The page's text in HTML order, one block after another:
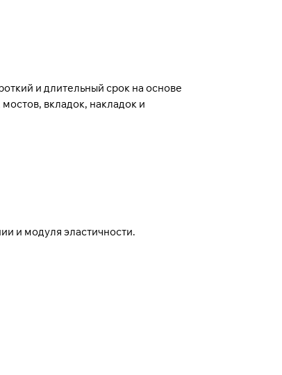
и длительный срок на основе
вкладок, накладок и
и модуля эластичности.